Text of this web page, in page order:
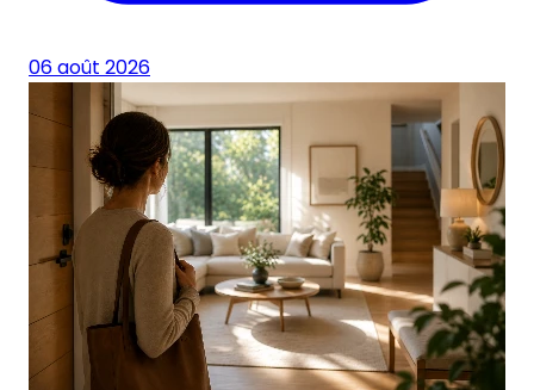
06 août 2026